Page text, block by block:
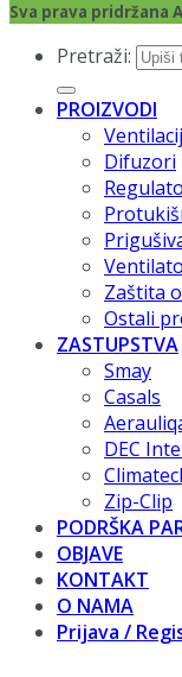
Sva prava pridržana
Pretraži:
PROIZVODI
Difuzori
Zaštita
Ostali
ZASTUPSTVA
Smay
Casals
DEC
Zip-Clip
PODRŠKA
OBJAVE
KONTAKT
O NAMA
Prijava /